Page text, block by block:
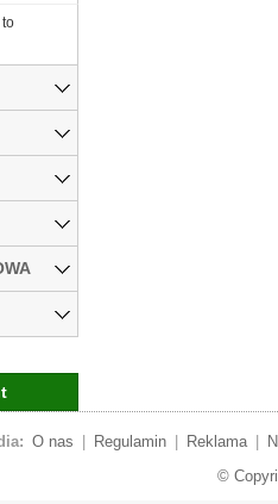
O nas Regulamin Reklama
©